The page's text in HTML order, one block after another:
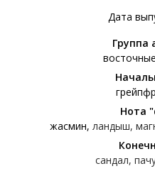
Дата
Группа
восточные
Нота
жасмин ландыш
сандал